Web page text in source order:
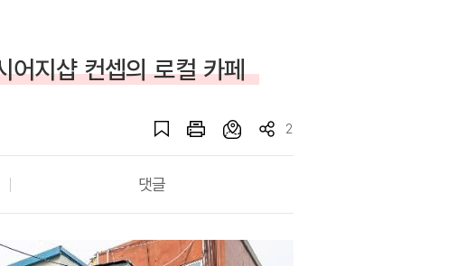
어지샵 컨셉의 로컬 카페
2
댓글